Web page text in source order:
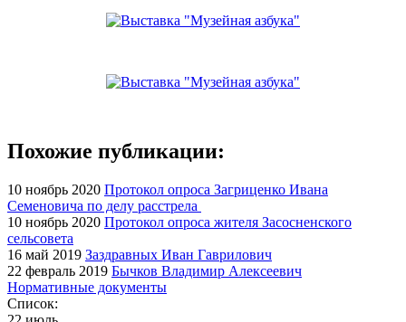
Похожие публикации:
10 ноябрь 2020 Протокол опроса Загриценко Ивана
Семеновича по делу расстрела
10 ноябрь 2020 Протокол опроса жителя Засосненского
сельсовета
16 май 2019 Заздравных Иван Гаврилович
22 февраль 2019 Бычков Владимир Алексеевич
Нормативные документы
Список: